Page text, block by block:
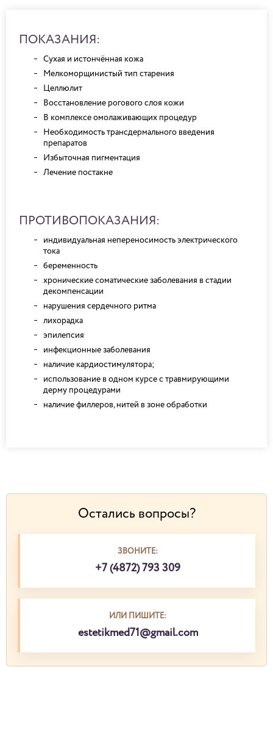
ПОКАЗАНИЯ:
Сухая и истончённая кожа
Мелкоморщинистый тип старения
Целлюлит
Восстановление рогового слоя кожи
В комплексе омолаживающих процедур
Необходимость трансдермального введения
препаратов
Избыточная пигментация
Лечение постакне
ПРОТИВОПОКАЗАНИЯ:
индивидуальная непереносимость электрического
тока
беременность
хронические соматические заболевания в стадии
декомпенсации
нарушения сердечного ритма
лихорадка
эпилепсия
инфекционные заболевания
наличие кардиостимулятора;
использование в одном курсе с травмирующими
дерму процедурами
наличие филлеров, нитей в зоне обработки
Остались вопросы?
ЗВОНИТЕ:
+7 (4872) 793 309
ИЛИ ПИШИТЕ:
estetikmed71@gmail.com